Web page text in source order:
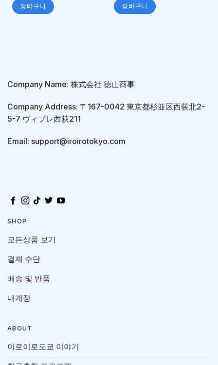
장바구니 장바구니
Company Name: 株式会社 徳山商事
Company Address: 〒167-0042 東京都杉並区西荻北2-
5-7 ヴィブレ西荻211
Email: support@iroirotokyo.com
SHOP
모든상품 보기
결제 수단
배송 및 반품
내계정
ABOUT
이로이로도쿄 이야기